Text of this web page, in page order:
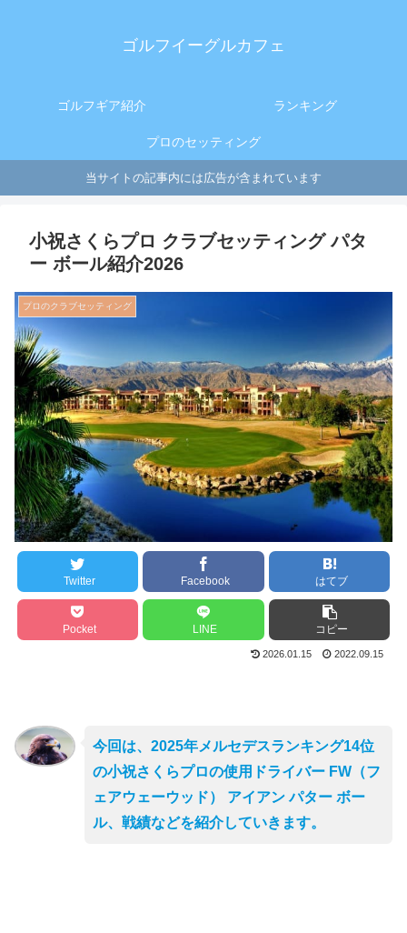
ゴルフイーグルカフェ
ゴルフギア紹介 ランキング
プロのセッティング
当サイトの記事内には広告が含まれています
小祝さくらプロ クラブセッティング パタ
ー ボール紹介2026
プロのクラブセッティング
Twitter Facebook はてブ
Pocket LINE コピー
2026.01.15 2022.09.15
今回は、2025年メルセデスランキング14位
の小祝さくらプロの使用ドライバー FW（フ
ェアウェーウッド） アイアン パター ボー
ル、戦績などを紹介していきます。